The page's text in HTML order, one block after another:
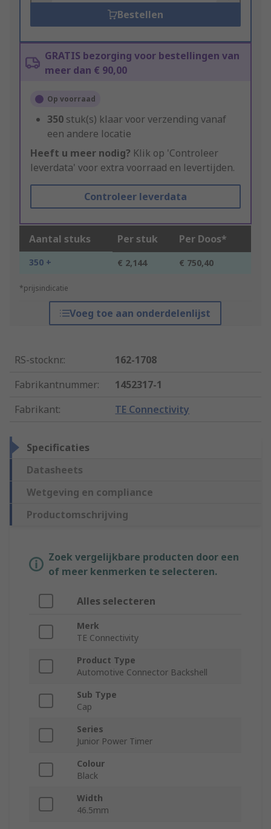
Bestellen
GRATIS bezorging voor bestellingen van
meer dan € 90,00
Op voorraad
350 stuk(s) klaar voor verzending vanaf
een andere locatie
Heeft u meer nodig? Klik op 'Controleer
leverdata' voor extra voorraad en levertijden.
Controleer leverdata
Aantal stuks Per stuk Per Doos*
350 + € 2,144 € 750,40
*prijsindicatie
Voeg toe aan onderdelenlijst
RS-stocknr.:
162-1708
Fabrikantnummer:
1452317-1
Fabrikant: TE Connectivity
Specificaties
Datasheets
Wetgeving en compliance
Productomschrijving
Zoek vergelijkbare producten door een
of meer kenmerken te selecteren.
Alles selecteren
Merk
TE Connectivity
Product Type
Automotive Connector Backshell
Sub Type
Cap
Series
Junior Power Timer
Colour
Black
Width
46.5mm